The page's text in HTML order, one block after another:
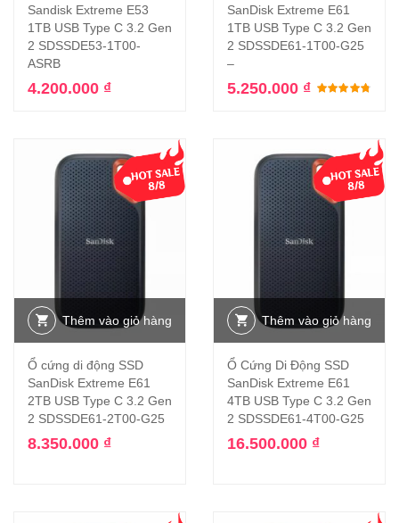
Sandisk Extreme E53
1TB USB Type C 3.2 Gen
2 SDSSDE53-1T00-
ASRB
4.200.000 ₫
SanDisk Extreme E61
1TB USB Type C 3.2 Gen
2 SDSSDE61-1T00-G25
–
5.250.000 ₫
Thêm vào giỏ hàng
Ổ cứng di động SSD
SanDisk Extreme E61
2TB USB Type C 3.2 Gen
2 SDSSDE61-2T00-G25
8.350.000 ₫
Thêm vào giỏ hàng
Ổ Cứng Di Động SSD
SanDisk Extreme E61
4TB USB Type C 3.2 Gen
2 SDSSDE61-4T00-G25
16.500.000 ₫